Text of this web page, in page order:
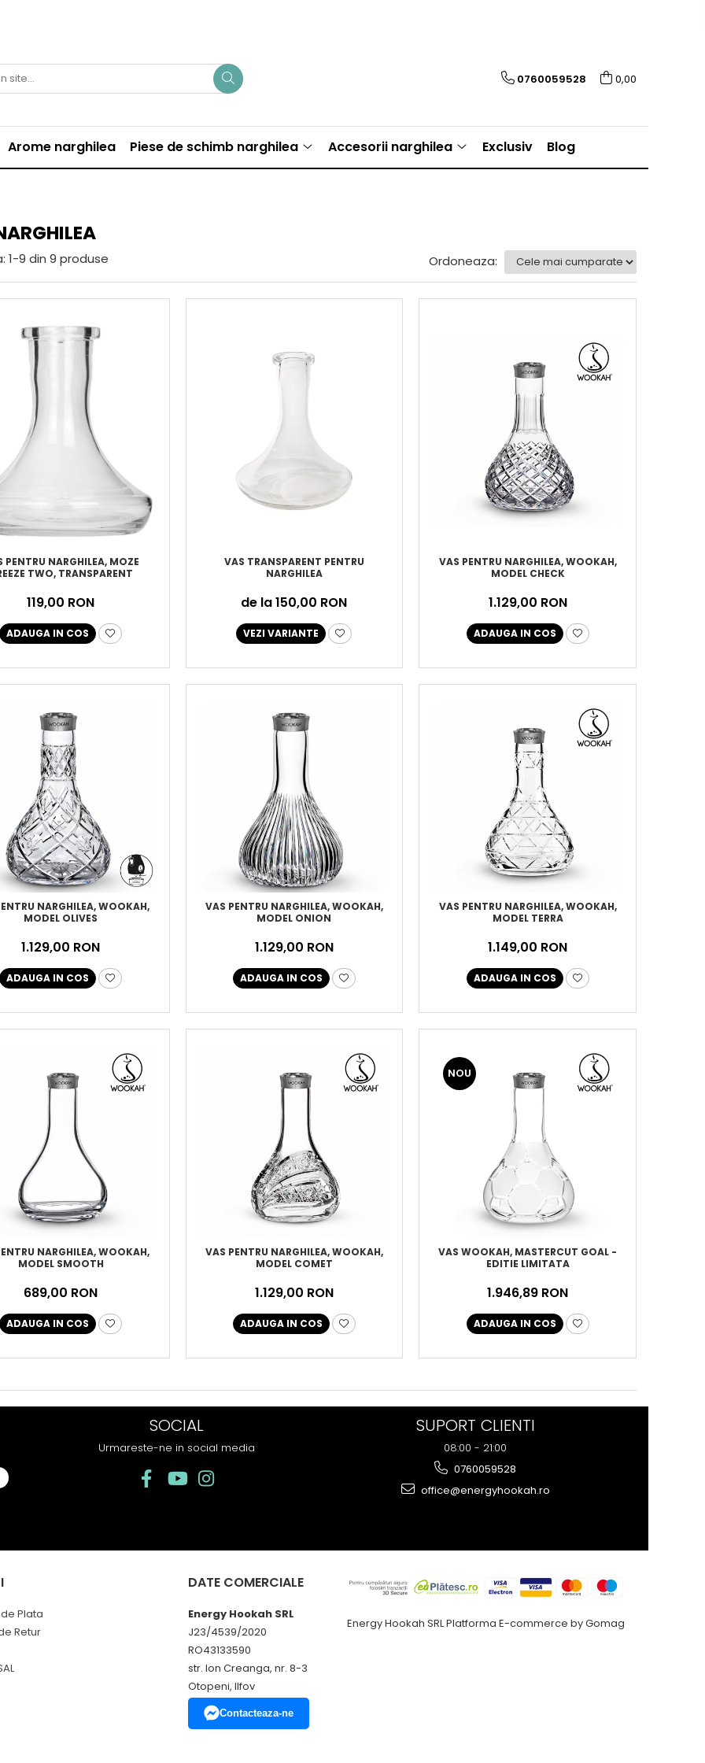
0760059528 0,00
Arome narghilea Piese de schimb narghilea Accesorii narghilea Exclusiv Blog
1-9 din 9 produse Ordoneaza:
PENTRU NARGHILEA, MOZE
TWO, TRANSPARENT
119,00 RON
ADAUGA IN COS
VAS TRANSPARENT PENTRU
NARGHILEA
de la 150,00 RON
VEZI VARIANTE
VAS PENTRU NARGHILEA, WOOKAH,
MODEL CHECK
1.129,00 RON
ADAUGA IN COS
NARGHILEA, WOOKAH,
MODEL OLIVES
1.129,00 RON
ADAUGA IN COS
VAS PENTRU NARGHILEA, WOOKAH,
MODEL ONION
1.129,00 RON
ADAUGA IN COS
VAS PENTRU NARGHILEA, WOOKAH,
MODEL TERRA
1.149,00 RON
ADAUGA IN COS
NARGHILEA, WOOKAH,
MODEL SMOOTH
689,00 RON
ADAUGA IN COS
VAS PENTRU NARGHILEA, WOOKAH,
MODEL COMET
1.129,00 RON
ADAUGA IN COS
NOU
VAS WOOKAH, MASTERCUT GOAL -
EDITIE LIMITATA
1.946,89 RON
ADAUGA IN COS
SOCIAL
Urmareste-ne in social media
SUPORT CLIENTI
08:00 - 21:00
0760059528
office@energyhookah.ro
Plata
Retur
DATE COMERCIALE
Energy Hookah SRL
J23/4539/2020
RO43133590
str. Ion Creanga, nr. 8-3
Otopeni, Ilfov
Contacteaza-ne
Energy Hookah SRLPlatforma E-commerce by Gomag